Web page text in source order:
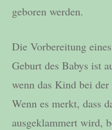
geboren werden.
Die Vorbereitung
Geburt des Babys ist
wenn das Kind bei
Wenn es merkt, dass
ausgeklammert wird,